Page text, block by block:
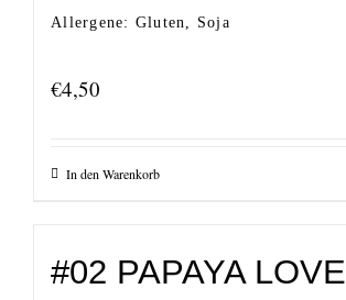
Allergene: Gluten, Soja
€4,50
In den Warenkorb
#02 PAPAYA LOVE